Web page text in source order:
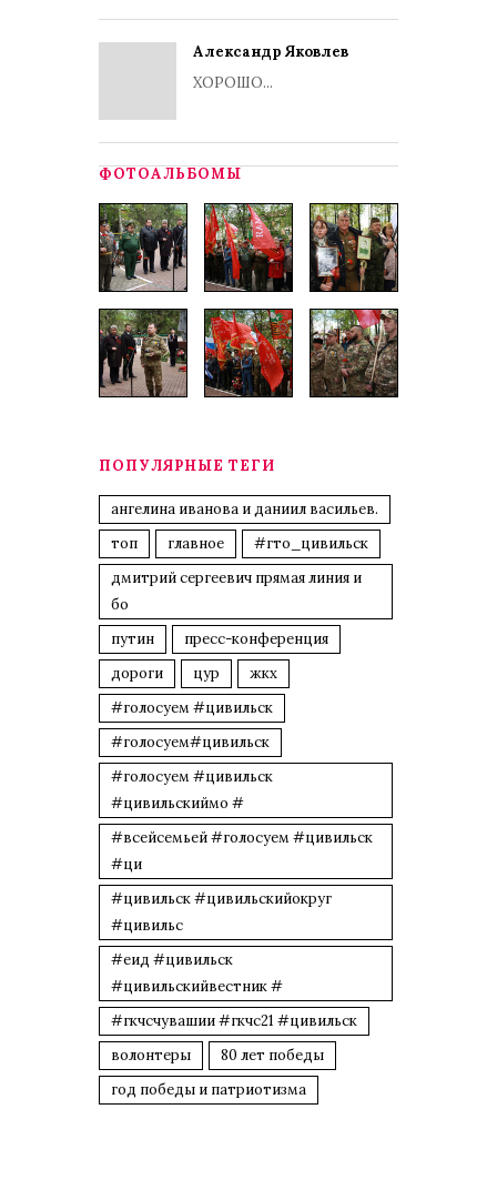
Александр Яковлев
ХОРОШО...
ФОТОАЛЬБОМЫ
ПОПУЛЯРНЫЕ ТЕГИ
ангелина иванова и даниил васильев.
топ
главное
#гто_цивильск
дмитрий сергеевич прямая линия и
бо
путин
пресс-конференция
дороги
цур
жкх
#голосуем #цивильск
#голосуем#цивильск
#голосуем #цивильск
#цивильскиймо #
#всейсемьей #голосуем #цивильск
#ци
#цивильск #цивильскийокруг
#цивильс
#еид #цивильск
#цивильскийвестник #
#гкчсчувашии #гкчс21 #цивильск
волонтеры
80 лет победы
год победы и патриотизма